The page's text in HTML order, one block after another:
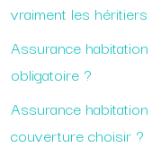
vraiment les héritiers
Assurance
obligatoire ?
Assurance
couverture choisir ?